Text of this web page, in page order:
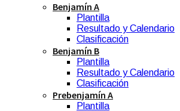
Benjamín A
Plantilla
Resultado y Calendario
Clasificación
Benjamín B
Plantilla
Resultado y Calendario
Clasificación
Prebenjamín A
Plantilla